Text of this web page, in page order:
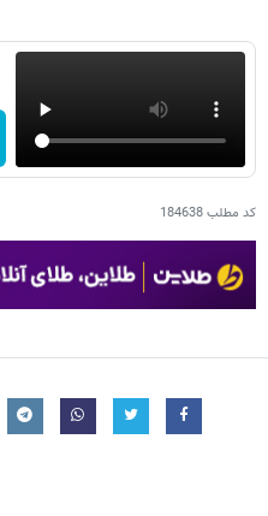
کد مطلب184638